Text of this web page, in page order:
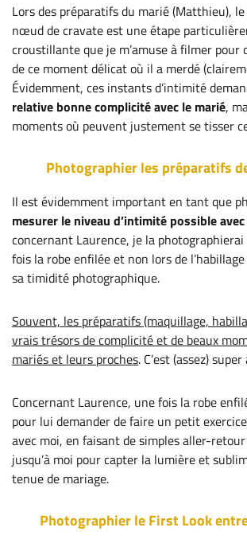
Lors des préparatifs du marié (Matthieu),
nœud de cravate est une étape
croustillante que je m’amuse à filmer pour
de ce moment délicat où il a merdé
Évidemment, ces instants d’intimité
relative bonne complicitéavec le marié,
moments où peuvent justement se tisser
Photographier les préparatifs
Il est évidemment important en tant que
mesurer le niveau d’intimité possible
concernant Laurence, je la
fois la robe enfilée et non lors de
sa timidité photographique.
Souvent, les préparatifs (maquillage,
vrais trésors de complicité et de beaux
mariés et leurs proches. C’est (assez)
Concernant Laurence, une fois la robe
pour lui demander de faire un petit
avec moi, en faisant de simples aller-
jusqu’à moi pour capter la lumière et
tenue de mariage.
Photographier le First Look